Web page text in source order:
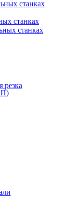
станках
станках
станках
резка